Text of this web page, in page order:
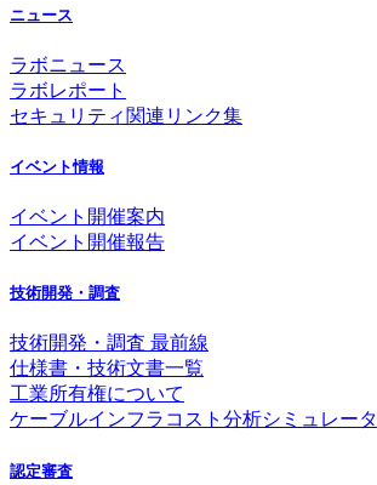
ニュース
ラボニュース
ラボレポート
セキュリティ関連リンク集
イベント情報
イベント開催案内
イベント開催報告
技術開発・調査
技術開発・調査 最前線
仕様書・技術文書一覧
工業所有権について
ケーブルインフラコスト分析シミュレータ
認定審査